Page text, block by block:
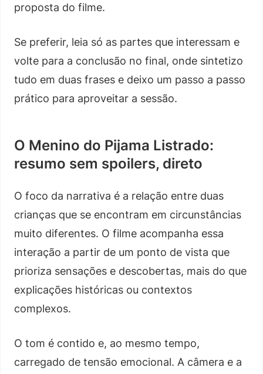
proposta do filme.
Se preferir, leia só as partes que interessam e
volte para a conclusão no final, onde sintetizo
tudo em duas frases e deixo um passo a passo
prático para aproveitar a sessão.
O Menino do Pijama Listrado:
resumo sem spoilers, direto
O foco da narrativa é a relação entre duas
crianças que se encontram em circunstâncias
muito diferentes. O filme acompanha essa
interação a partir de um ponto de vista que
prioriza sensações e descobertas, mais do que
explicações históricas ou contextos
complexos.
O tom é contido e, ao mesmo tempo,
carregado de tensão emocional. A câmera e a